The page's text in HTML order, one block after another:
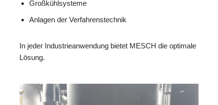
Großkühlsysteme
Anlagen der Verfahrenstechnik
In jeder Industrieanwendung bietet MESCH die optimale
Lösung.